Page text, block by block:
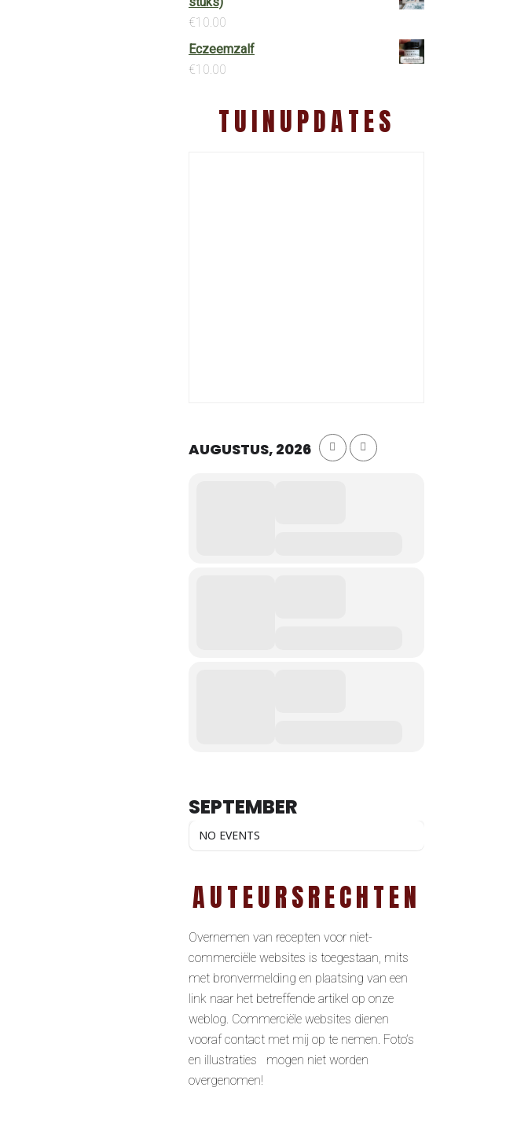
€10.00
Eczeemzalf
€10.00
TUINUPDATES
AUGUSTUS, 2026
SEPTEMBER
NO EVENTS
AUTEURSRECHTEN
Overnemen van recepten voor niet-
commerciële websites is toegestaan, mits
met bronvermelding en plaatsing van een
link naar het betreffende artikel op onze
weblog. Commerciële websites dienen
vooraf contact met mij op te nemen. Foto’s
en illustraties mogen niet worden
overgenomen!